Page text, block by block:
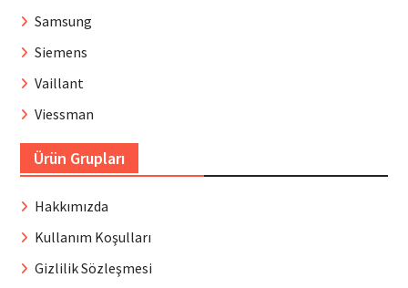
Samsung
Siemens
Vaillant
Viessman
Ürün Grupları
Hakkımızda
Kullanım Koşulları
Gizlilik Sözleşmesi